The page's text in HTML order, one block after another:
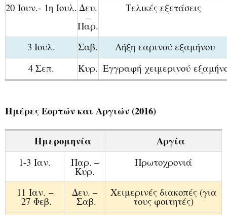
20 Ιουν.- 1η Ιουλ. Δευ.
–
Παρ.
Τελικές εξετάσεις
3 Ιουλ. Σαβ. Λήξη εαρινούεξαμήνου
4 Σεπ.
Κυρ. Εγγραφή χειμερινούεξαμ
Ημέρες Εορτών και Αργιών (2016)
Ημερομηνία Αργία
1-3 Ιαν. Παρ. –
Κυρ.
Πρωτοχρονιά
1 1 Ιαν. –
27 Φεβ.
Δευ. –
Σαβ.
Χειμερινές διακοπές (για
τους φοιτητές)